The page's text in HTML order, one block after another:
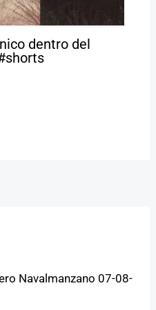
dentro del
Navalmanzano 07-08-